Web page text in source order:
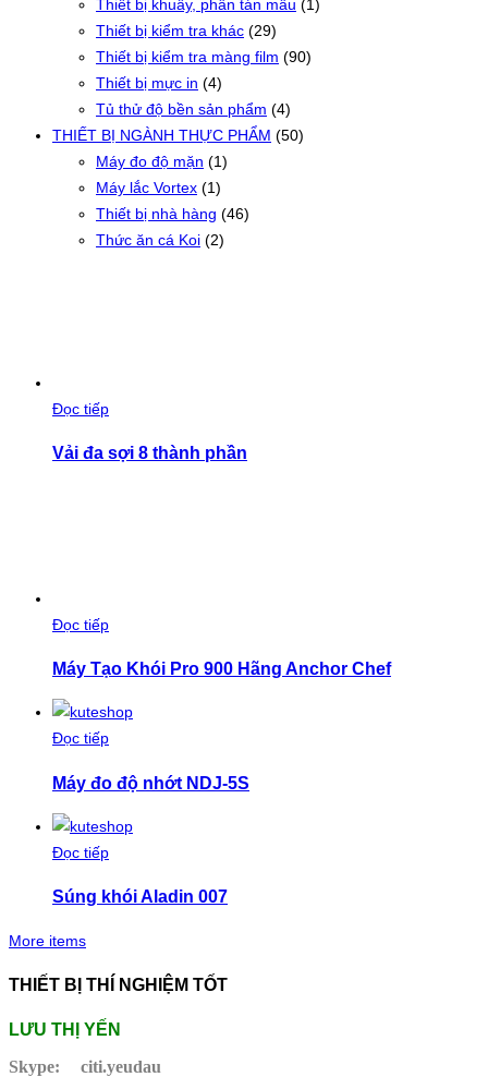
Thiết bị khuấy, phân tán mẫu (1)
Thiết bị kiểm tra khác (29)
Thiết bị kiểm tra màng film (90)
Thiết bị mực in (4)
Tủ thử độ bền sản phẩm (4)
THIẾT BỊ NGÀNH THỰC PHẨM (50)
Máy đo độ mặn (1)
Máy lắc Vortex (1)
Thiết bị nhà hàng (46)
Thức ăn cá Koi (2)
Đọc tiếp
Vải đa sợi 8 thành phần
Đọc tiếp
Máy Tạo Khói Pro 900 Hãng Anchor Chef
Đọc tiếp
Máy đo độ nhớt NDJ-5S
Đọc tiếp
Súng khói Aladin 007
More items
THIẾT BỊ THÍ NGHIỆM TỐT
LƯU THỊ YẾN
Skype:
citi.yeudau